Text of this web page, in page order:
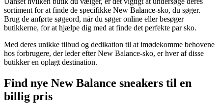
sortiment for at finde de specifikke New Balance-sko, du søger.
Brug de anførte søgeord, når du søger online eller besøger
butikkerne, for at hjælpe dig med at finde det perfekte par sko.
Med deres unikke tilbud og dedikation til at imødekomme behovene
hos forbrugere, der leder efter New Balance-sko, er hver af disse
butikker en oplagt destination.
Find nye New Balance sneakers til en
billig pris